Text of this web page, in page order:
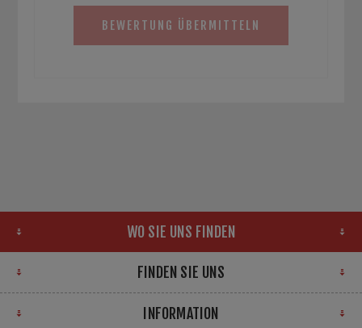
BEWERTUNG ÜBERMITTELN
WO SIE UNS FINDEN
FINDEN SIE UNS
INFORMATION